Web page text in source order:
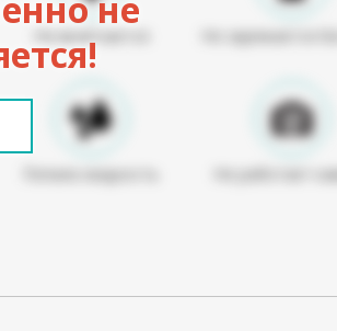
Не включается Не заряжается
Попала жидкость Не работает